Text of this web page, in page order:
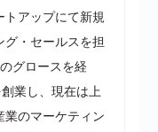
トアップにて新規
グ・セールスを担
グロースを経
業し、現在は上
業のマーケティン